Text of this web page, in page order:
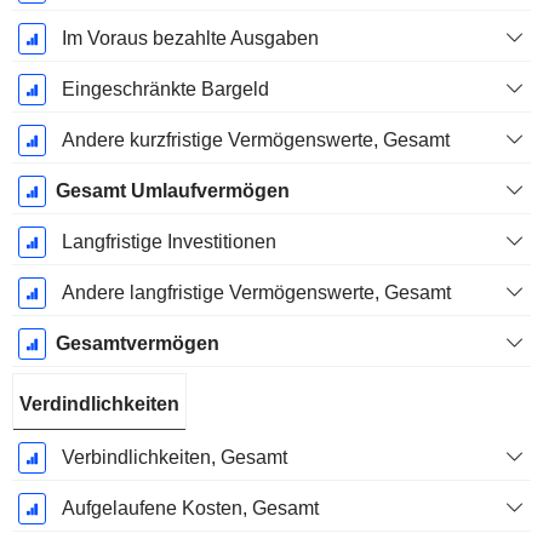
Im Voraus bezahlte Ausgaben
Eingeschränkte Bargeld
Andere kurzfristige Vermögenswerte, Gesamt
Gesamt Umlaufvermögen
Langfristige Investitionen
Andere langfristige Vermögenswerte, Gesamt
Gesamtvermögen
Verdindlichkeiten
Verbindlichkeiten, Gesamt
Aufgelaufene Kosten, Gesamt